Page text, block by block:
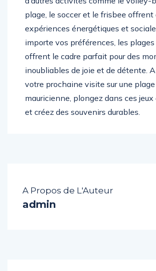
plage, le soccer et le frisbee offrent
expériences énergétiques et
importe vos préférences, les plages
offrent le cadre parfait pour des
inoubliables de joie et de détente.
votre prochaine visite sur une plage
mauricienne, plongez dans ces
et créez des souvenirs durables.
A Propos de L'Auteur
admin